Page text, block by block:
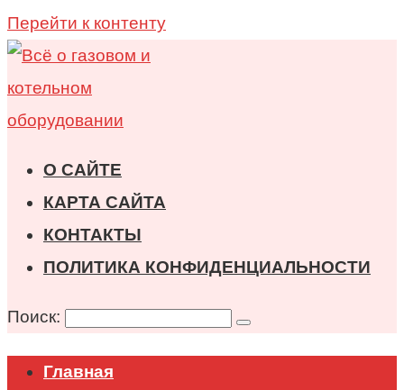
Перейти к контенту
О САЙТЕ
КАРТА САЙТА
КОНТАКТЫ
ПОЛИТИКА КОНФИДЕНЦИАЛЬНОСТИ
Поиск:
Главная